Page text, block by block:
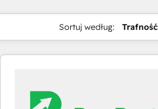
Sortuj według: Trafność